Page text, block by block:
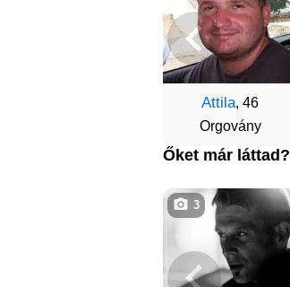
Attila, 46
Orgovány
Őket már láttad?
3